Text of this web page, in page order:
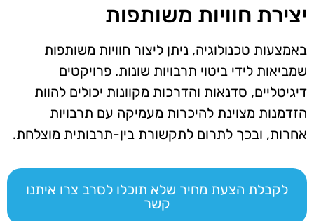
יצירת חוויות משותפות
באמצעות טכנולוגיה, ניתן ליצור חוויות משותפות
שמביאות לידי ביטוי תרבויות שונות. פרויקטים
דיגיטליים, סדנאות והדרכות מקוונות יכולים להוות
הזדמנות מצוינת להיכרות מעמיקה עם תרבויות
אחרות, ובכך לתרום לתקשורת בין-תרבותית מוצלחת.
לקבלת הצעת מחיר שלא תוכלו לסרב צרו איתנו
קשר